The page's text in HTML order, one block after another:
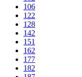
106
122
128
142
151
162
177
182